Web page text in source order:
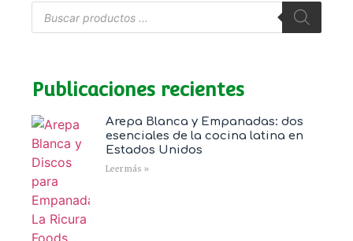
Publicaciones recientes
Arepa Blanca y Empanadas: dos
esenciales de la cocina latina en
Estados Unidos
Leer más »